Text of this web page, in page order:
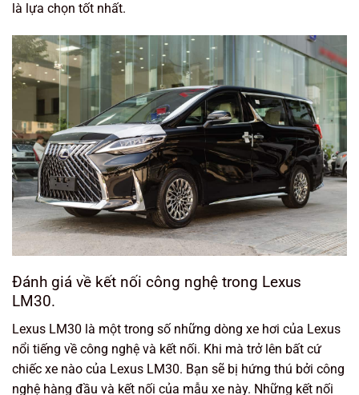
là lựa chọn tốt nhất.
Đánh giá về kết nối công nghệ trong Lexus
LM30.
Lexus LM30 là một trong số những dòng xe hơi của Lexus
nổi tiếng về công nghệ và kết nối. Khi mà trở lên bất cứ
chiếc xe nào của Lexus LM30. Bạn sẽ bị hứng thú bởi công
nghệ hàng đầu và kết nối của mẫu xe này. Những kết nối